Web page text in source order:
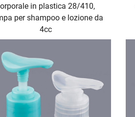
in plastica 28/410,
per shampoo e lozione da
4cc